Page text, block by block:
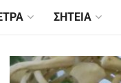
ΣΗΤΕΊΑ